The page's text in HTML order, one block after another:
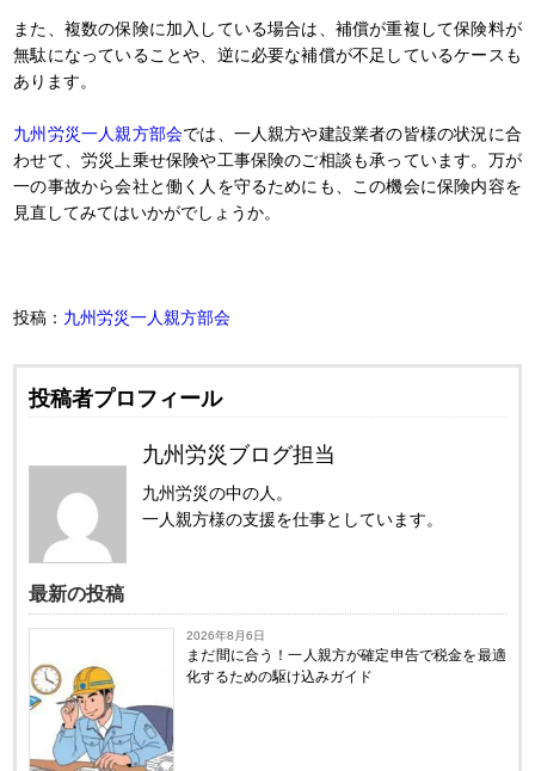
また、複数の保険に加入している場合は、補償が重複して保険料が
無駄になっていることや、逆に必要な補償が不足しているケースも
あります。
九州労災一人親方部会では、一人親方や建設業者の皆様の状況に合
わせて、労災上乗せ保険や工事保険のご相談も承っています。万が
一の事故から会社と働く人を守るためにも、この機会に保険内容を
見直してみてはいかがでしょうか。
投稿： 九州労災一人親方部会
投稿者プロフィール
九州労災ブログ担当
九州労災の中の人。
一人親方様の支援を仕事としています。
最新の投稿
2026年8月6日
まだ間に合う！一人親方が確定申告で税金を最適
化するための駆け込みガイド